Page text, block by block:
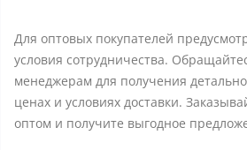
Для оптовых покупателей
условия сотрудничества.
менеджерам для получения
ценах и условиях доставки.
оптом и получите выгодное